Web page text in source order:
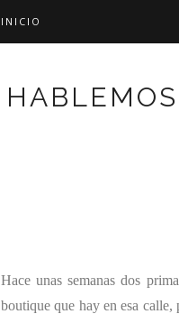
INICIO
Hace unas semanas dos
boutique que hay en esa calle,